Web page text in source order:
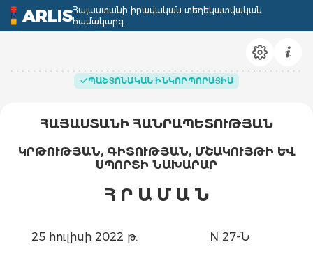
ARLISՀայաստանի իրավական տեղեկատվական
համակարգ
ՊԱՇՏՈՆԱԿԱՆ ԻՆԿՈՐՊՈՐԱՑԻԱ
ՀԱՅԱՍՏԱՆԻ ՀԱՆՐԱՊԵՏՈՒԹՅԱՆ
ԿՐԹՈՒԹՅԱՆ, ԳԻՏՈՒԹՅԱՆ, ՄՇԱԿՈՒՅԹԻ ԵՎ
ՍՊՈՐՏԻ ՆԱԽԱՐԱՐ
Հ Ր Ա Մ Ա Ն
25 հուլիսի 2022 թ. N 27-Ն